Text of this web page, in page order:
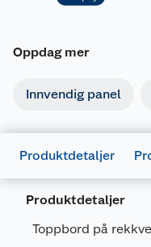
Oppdag mer
Innvendig panel
Produktdetaljer
Produktdetaljer
Toppbord på